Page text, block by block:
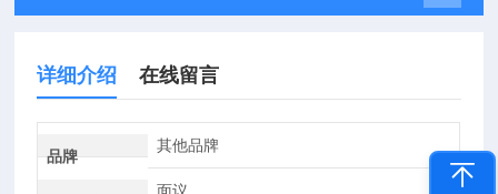
详细介绍 在线留言
品牌
其他品牌